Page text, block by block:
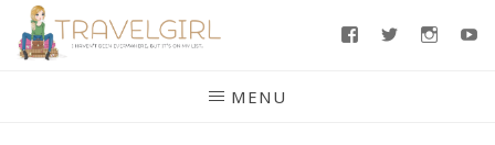
Skip
FacebookTwitter
MENU